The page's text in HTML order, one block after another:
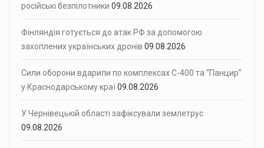
російські безпілотники 09.08.2026
Фінляндія готується до атак РФ за допомогою
захоплених українських дронів 09.08.2026
Сили оборони вдарили по комплексах С-400 та “Панцир”
у Краснодарському краї09.08.2026
У Чернівецькій області зафіксували землетрус
09.08.2026